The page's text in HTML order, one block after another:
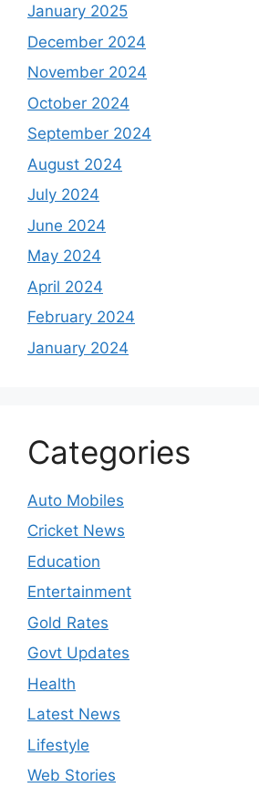
January 2025
December 2024
November 2024
October 2024
September 2024
August 2024
July 2024
June 2024
May 2024
April 2024
February 2024
January 2024
Categories
Auto Mobiles
Cricket News
Education
Entertainment
Gold Rates
Govt Updates
Health
Latest News
Lifestyle
Web Stories